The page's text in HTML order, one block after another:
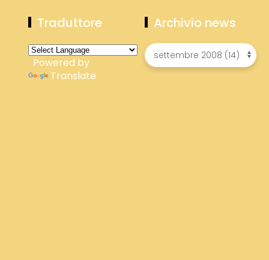
Traduttore
Powered by
Translate
Archivio news